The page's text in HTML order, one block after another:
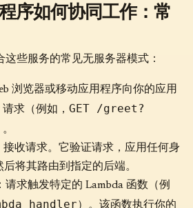
序如何协同工作：常
些服务的常见无服务器模式：
浏览器或移动应用程序向你的应用
求（例如， GET /greet?
接收请求。它验证请求，应用任何身
将其路由到指定的后端。
：请求触发特定的 Lambda 函数（例
）。该函数执行你的